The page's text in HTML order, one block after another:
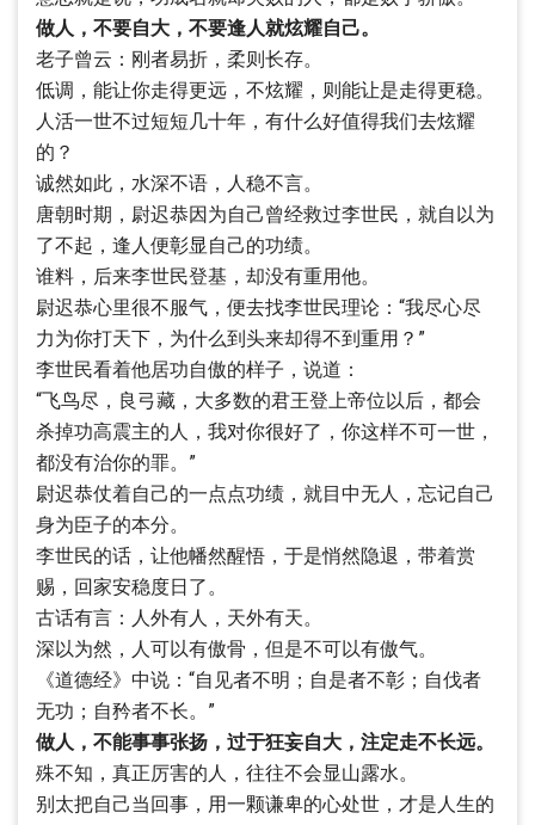
做人，不要自大，不要逢人就炫耀自己。
老子曾云：刚者易折，柔则长存。
低调，能让你走得更远，不炫耀，则能让是走得更稳。
人活一世不过短短几十年，有什么好值得我们去炫耀
的？
诚然如此，水深不语，人稳不言。
唐朝时期，尉迟恭因为自己曾经救过李世民，就自以为
了不起，逢人便彰显自己的功绩。
谁料，后来李世民登基，却没有重用他。
尉迟恭心里很不服气，便去找李世民理论：“我尽心尽
力为你打天下，为什么到头来却得不到重用？”
李世民看着他居功自傲的样子，说道：
“飞鸟尽，良弓藏，大多数的君王登上帝位以后，都会
杀掉功高震主的人，我对你很好了，你这样不可一世，
都没有治你的罪。”
尉迟恭仗着自己的一点点功绩，就目中无人，忘记自己
身为臣子的本分。
李世民的话，让他幡然醒悟，于是悄然隐退，带着赏
赐，回家安稳度日了。
古话有言：人外有人，天外有天。
深以为然，人可以有傲骨，但是不可以有傲气。
《道德经》中说：“自见者不明；自是者不彰；自伐者
无功；自矜者不长。”
做人，不能事事张扬，过于狂妄自大，注定走不长远。
殊不知，真正厉害的人，往往不会显山露水。
别太把自己当回事，用一颗谦卑的心处世，才是人生的